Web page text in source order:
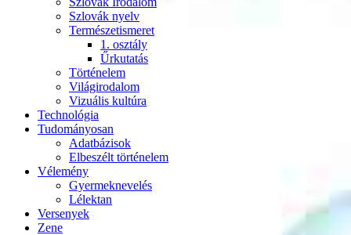
Szlovák nyelv
Természetismeret
1. osztály
Űrkutatás
Történelem
Világirodalom
Vizuális kultúra
Technológia
Tudományosan
Adatbázisok
Elbeszélt történelem
Vélemény
Gyermeknevelés
Lélektan
Versenyek
Zene